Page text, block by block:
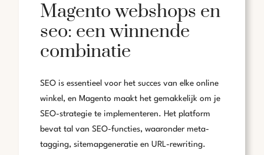
Magento webshops en
seo: een winnende
combinatie
SEO is essentieel voor het succes van elke online
winkel, en Magento maakt het gemakkelijk om je
SEO-strategie te implementeren. Het platform
bevat tal van SEO-functies, waaronder meta-
tagging, sitemapgeneratie en URL-rewriting.